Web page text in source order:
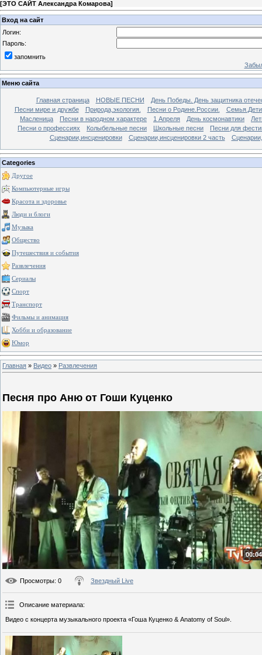
[ЭТО САЙТ Александра Комарова]
Вход на сайт
Логин:
Пароль:
запомнить
Меню сайта
Главная страница НОВЫЕ ПЕСНИ
День Победы. День защитника
Песни мире и дружбе
Природа,экология. Песни о Родине.России.
Масленица
Песни в народном характере 1 Апреля День космонавтики
Песни о профессиях
Колыбельные песни Школьные песни
Песни для
Сценарии,инсценировки
Сценарии,инсценировки 2 часть
Categories
Другое
Компьютерные игры
Красота и здоровье
Люди и блоги
Музыка
Общество
Путешествия и события
Развлечения
Сериалы
Спорт
Транспорт
Фильмы и анимация
Хобби и образование
Юмор
Главная » Видео » Развлечения
Песня про Аню от Гоши Куценко
Просмотры: 0 Звездный Live
Описание материала:
Видео с концерта музыкального проекта «Гоша Куценко & Anatomy of Soul».